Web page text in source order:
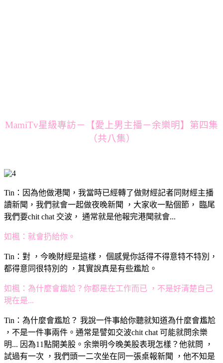
MamiTv星級專訪－【愛上男主播－余樂明】第四集
（共八集）
Tin：因為他做港聞，我當時已經轉了做財經記者同財經主播
讀新聞，我們就會一起做夜晚新聞 ，大家收一點個節， 臨尾
我們要chit chat 交波， 通常就是他報完港聞就會...
如楓：就會扔給你。
Tin：對 ，今晚財經是這樣， 個感覺你話得不得意特不特別，
都得意同很特別的 ，其實說真是有些尷尬。
如楓：為什麼會尷尬？你都是在工作而已 ，不是好清楚自己
現在是...
Tin：為什麼會尷尬？ 我說一件事給你聽就知道為什麼會尷尬
，不是一件事兩件。通常是譬如交波chit chat 可能就問余樂
明... 因為11點開美股。余樂明今晚美股表現怎樣？他就問 ，
試過有一次 ，我們頭一二次坐在同一張桌報新聞 ，他不知是